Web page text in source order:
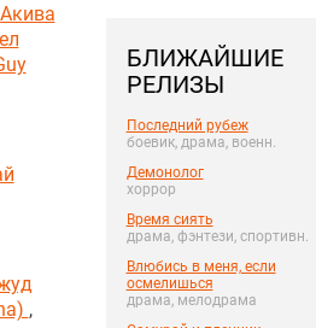
БЛИЖАЙШИЕ
РЕЛИЗЫ
Последний рубеж
боевик, драма, военн.
Демонолог
хоррор
Время сиять
драма, фэнтези, спортивн.
Влюбись в меня, если
осмелишься
драма, мелодрама
Акива
,